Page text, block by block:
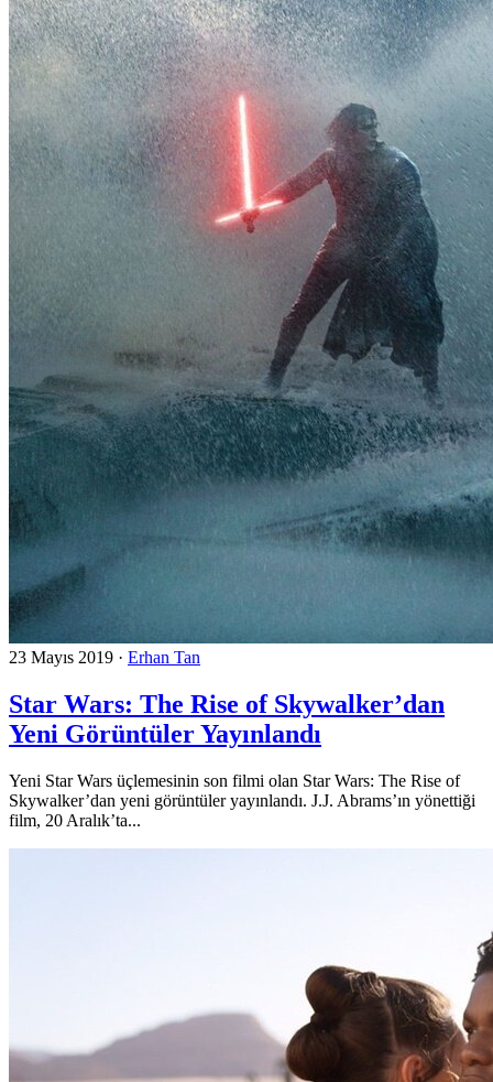
23 Mayıs 2019 · Erhan Tan
Star Wars: The Rise of Skywalker’dan
Yeni Görüntüler Yayınlandı
Yeni Star Wars üçlemesinin son filmi olan Star Wars: The Rise of
Skywalker’dan yeni görüntüler yayınlandı. J.J. Abrams’ın yönettiği
film, 20 Aralık’ta...